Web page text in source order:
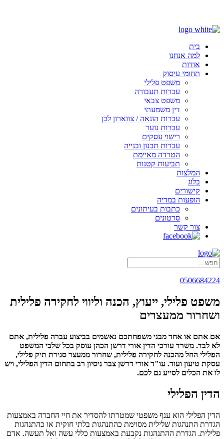
בית
למה אנחנו
אודות
תחומי עיסוק
משפט פלילי
עברות תעבורה
משפט צבאי
דין משמעתי
עברות הונאה / צווארון לבן
עברות נוער
רישוי עסקים
עברות תכנון ובנייה
הטרדה מאיימת
תביעות קטנות
המלצות
בלוג
קישורים
הופעות במדיה
כתבות בעיתונים
סרטונים
צור קשר
0506684224
משפט פלילי, ייעוץ, הכנה וליווי לחקירה פלילית
ושחרור ממעצרים
אם אתם או אחד מבני משפחתכם נאשמים בביצוע עברה פלילית, אתם
לא לבד. משרד עורכי הדין אורי דרשן הכהן עוסק בכל שלבי המשפט
הפלילי החל מהכנה לחקירה פלילית, שחרור ממעצר סגירת תיק פלילי,
עסקת טיעון ועוד. עו"ד אורי דרשן צבר ניסיון רב בתחום הדין הפלילי, ויש
לו את הכלים לסייע גם לכם.
הדין הפלילי
הדין הפלילי הוא ענף משפטי שמטרתו להסדיר את חיי החברה באמצעות
הגדרת התנהגות שלילית מסוימת כהתנהגות בלתי חוקית או כהתנהגות
פלילית. הגדרת ההתנהגות נקבעת באמצעות כללי עשה ואל תעשה. אדם